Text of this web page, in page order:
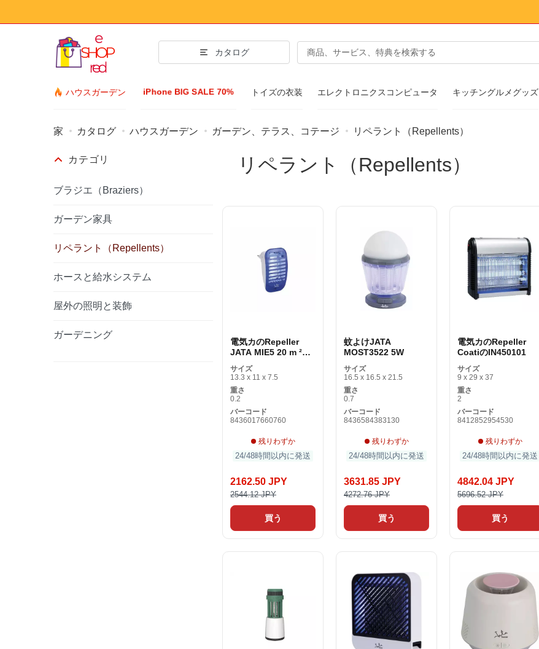
カタログ
ハウスガーデン iPhone BIG SALE 70% トイズの衣装 エレクトロニクスコンピュータ キッチングルメグッズ
ファッションアクセサリー
衣類&フットウェア
リストウォッチ
家 カタログ ハウスガーデン ガーデン、テラス、コテージ リペラント（Repellents）
カテゴリ
ブラジエ（Braziers）
ガーデン家具
リペラント（Repellents）
ホースと給水システム
屋外の照明と装飾
ガーデニング
リペラント（Repellents）
電気カのRepeller
JATA MIE5 20 m ²
サイズ
13.3 x 11 x 7.5
重さ
0.2
バーコード
8436017660760
残りわずか
24/48時間以内に発送
2162.50 JPY
2544.12 JPY
買う
蚊よけJATA
MOST3522 5W
サイズ
16.5 x 16.5 x 21.5
重さ
0.7
バーコード
8436584383130
残りわずか
24/48時間以内に発送
3631.85 JPY
4272.76 JPY
買う
電気カのRepeller
CoatiのIN450101
サイズ
9 x 29 x 37
重さ
2
バーコード
8412852954530
残りわずか
24/48時間以内に発送
4842.04 JPY
5696.52 JPY
買う